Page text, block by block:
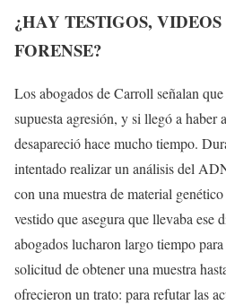
¿HAY TESTIGOS,
FORENSE?
Los abogados de Carroll señalan
supuesta agresión, y si llegó a haber
desapareció hace mucho tiempo.
intentado realizar un análisis del
con una muestra de material
vestido que asegura que llevaba ese
abogados lucharon largo tiempo
solicitud de obtener una muestra
ofrecieron un trato: para refutar las